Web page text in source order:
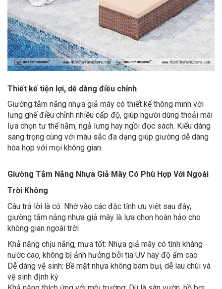
Thiết kế tiện lợi, dễ dàng điều chỉnh
Giường tắm nắng nhựa giả mây có thiết kế thông minh với
lưng ghế điều chỉnh nhiều cấp độ, giúp người dùng thoải mái
lựa chọn tư thế nằm, ngả lưng hay ngồi đọc sách. Kiểu dáng
sang trọng cùng với màu sắc đa dạng giúp giường dễ dàng
hòa hợp với mọi không gian.
Giường Tắm Nắng Nhựa Giả Mây Có Phù Hợp Với Ngoài
Trời Không
Câu trả lời là có. Nhờ vào các đặc tính ưu việt sau đây,
giường tắm nắng nhựa giả mây là lựa chọn hoàn hảo cho
không gian ngoài trời
Khả năng chịu nắng, mưa tốt: Nhựa giả mây có tính kháng
nước cao, không bị ảnh hưởng bởi tia UV hay độ ẩm cao
Dễ dàng vệ sinh: Bề mặt nhựa không bám bụi, dễ lau chùi và
vệ sinh định kỳ